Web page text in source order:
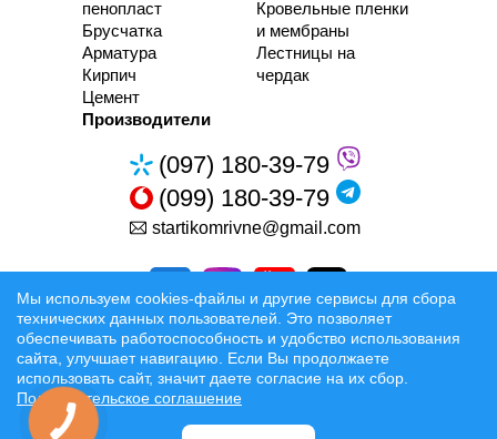
пенопласт
Брусчатка
Арматура
Кирпич
Цемент
Кровельные пленки
и мембраны
Лестницы на
чердак
Производители
(097) 180-39-79
(099) 180-39-79
startikomrivne@gmail.com
Разработка та Раскрутка сайтов
Официальные условия
Мы используем cookies-файлы и другие сервисы для сбора
технических данных пользователей. Это позволяет
обеспечивать работоспособность и удобство использования
сайта, улучшает навигацию. Если Вы продолжаете
использовать сайт, значит даете согласие на их сбор.
Пользовательское соглашение